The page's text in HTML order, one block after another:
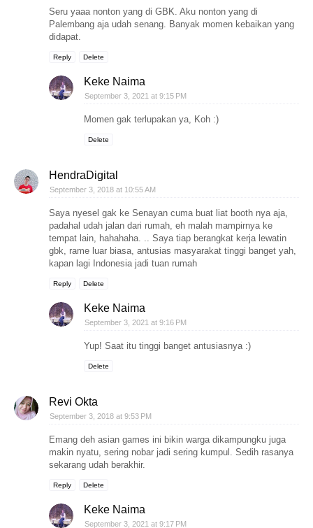
Seru yaaa nonton yang di GBK. Aku nonton yang di
Palembang aja udah senang. Banyak momen kebaikan yang
didapat.
Reply Delete
Keke Naima
September 3, 2021 at 9:15 PM
Momen gak terlupakan ya, Koh :)
Delete
HendraDigital
September 3, 2018 at 10:55 AM
Saya nyesel gak ke Senayan cuma buat liat booth nya aja,
padahal udah jalan dari rumah, eh malah mampirnya ke
tempat lain, hahahaha. .. Saya tiap berangkat kerja lewatin
gbk, rame luar biasa, antusias masyarakat tinggi banget yah,
kapan lagi Indonesia jadi tuan rumah
Reply Delete
Keke Naima
September 3, 2021 at 9:16 PM
Yup! Saat itu tinggi banget antusiasnya :)
Delete
Revi Okta
September 3, 2018 at 9:53 PM
Emang deh asian games ini bikin warga dikampungku juga
makin nyatu, sering nobar jadi sering kumpul. Sedih rasanya
sekarang udah berakhir.
Reply Delete
Keke Naima
September 3, 2021 at 9:17 PM